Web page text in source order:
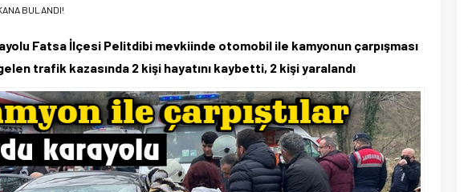
BULANDI!
Fatsa İlçesi Pelitdibi mevkiinde otomobil ile kamyonun çarpışması
trafik kazasında 2 kişi hayatını kaybetti, 2 kişi yaralandı